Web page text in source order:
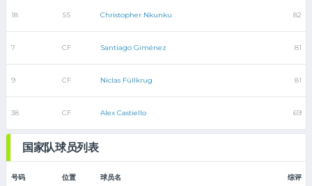
18 SS Christopher Nkunku 82
7 CF Santiago Giménez 81
9 CF Niclas Füllkrug 81
38 CF Alex Castiello 69
国家队球员列表
号码 位置 球员名 综评